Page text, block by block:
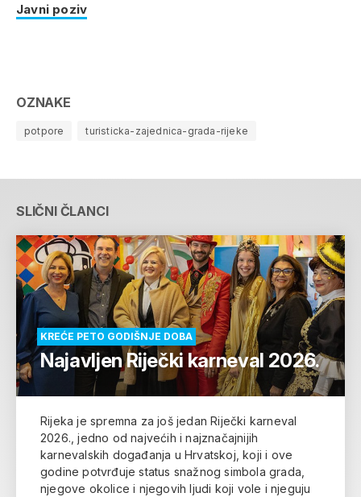
Javni poziv
OZNAKE
potpore turisticka-zajednica-grada-rijeke
SLIČNI ČLANCI
KREĆE PETO GODIŠNJE DOBA
Najavljen Riječki karneval 2026.
Rijeka je spremna za još jedan Riječki karneval
2026., jedno od najvećih i najznačajnijih
karnevalskih događanja u Hrvatskoj, koji i ove
godine potvrđuje status snažnog simbola grada,
njegove okolice i njegovih ljudi koji vole i njeguju